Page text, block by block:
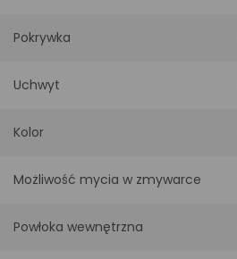
Pokrywka
Uchwyt
Kolor
Możliwość mycia w zmywarce
Powłoka wewnętrzna